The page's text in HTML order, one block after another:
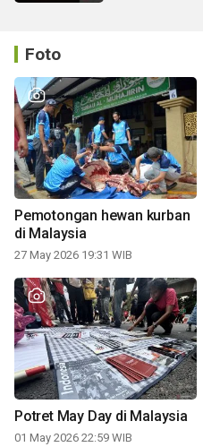
Foto
Pemotongan hewan kurban
di Malaysia
27 May 2026 19:31 WIB
Potret May Day di Malaysia
01 May 2026 22:59 WIB